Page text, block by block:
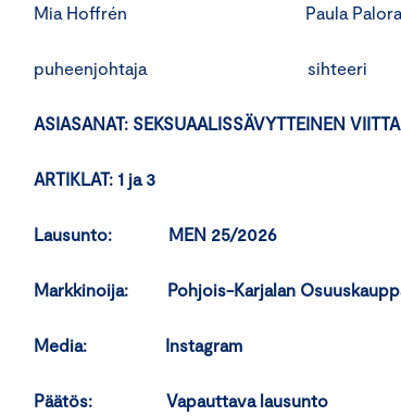
Mia Hoffrén Paula
puheenjohtaja sihteeri
ASIASANAT: SEKSUAALISSÄVYTTEINEN
ARTIKLAT: 1 ja 3
Lausunto: MEN 25/2026
Markkinoija: Pohjois-Karjalan
Media: Instagram
Päätös: Vapauttava lausunto